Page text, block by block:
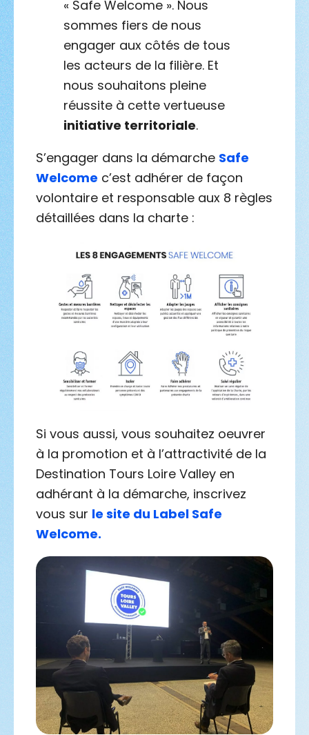
« Safe Welcome ». Nous
sommes fiers de nous
engager aux côtés de tous
les acteurs de la filière. Et
nous souhaitons pleine
réussite à cette vertueuse
initiative territoriale.
S’engager dans la démarche Safe
Welcome c’est adhérer de façon
volontaire et responsable aux 8 règles
détaillées dans la charte :
Si vous aussi, vous souhaitez oeuvrer
à la promotion et à l’attractivité de la
Destination Tours Loire Valley en
adhérant à la démarche, inscrivez
vous sur le site du Label Safe
Welcome.